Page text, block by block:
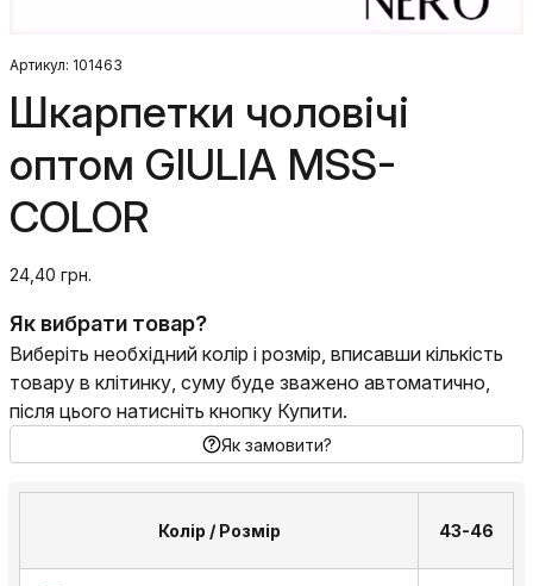
Артикул: 101463
Шкарпетки чоловічі
оптом GIULIA MSS-
COLOR
24,40 грн.
Як вибрати товар?
Виберіть необхідний колір і розмір, вписавши кількість
товару в клітинку, суму буде зважено автоматично,
після цього натисніть кнопку Купити.
Як замовити?
Колір / Розмір 43-46